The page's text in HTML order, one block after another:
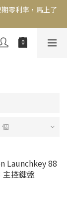
零利率，馬上了
零利率，馬上了
打包
個